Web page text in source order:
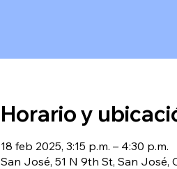
Horario y
18 feb 2025, 3:15 p.m. – 4:30 p.m.
San José, 51 N 9th St, San José,